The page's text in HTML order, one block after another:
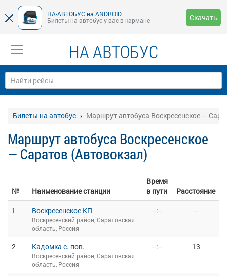
НА-АВТОБУС на ANDROID
Билеты на автобус у вас в кармане
Скачать
НА АВТОБУС
Билеты на автобус Маршрут автобуса Воскресенское —
Маршрут автобуса Воскресенское
— Саратов (Автовокзал)
№ Наименование станции
Время
в пути
Расстояние
1
Воскресенское КП
Воскресенский район, Саратовская
область, Россия
--:-- --
2 Кадомка с. пов.
Воскресенский район, Саратовская
область, Россия
--:-- 13